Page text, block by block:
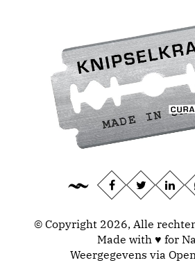
© Copyright 2026, Alle
Made with ♥ for
Weergegevens via